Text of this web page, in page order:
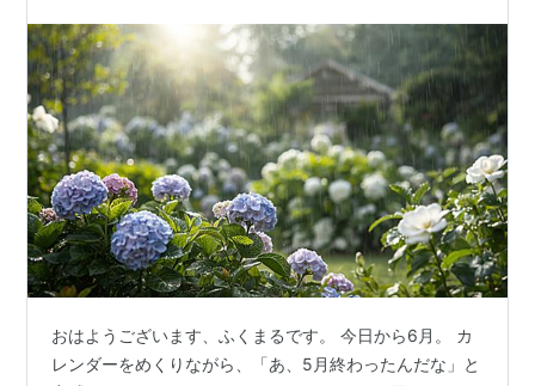
おはようございます、ふくまるです。 今日から6月。 カ
レンダーをめくりながら、「あ、5月終わったんだな」と